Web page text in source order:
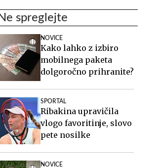
Ne spreglejte
NOVICE
Kako lahko z izbiro
mobilnega paketa
dolgoročno prihranite?
SPORTAL
Ribakina upravičila
vlogo favoritinje, slovo
pete nosilke
NOVICE